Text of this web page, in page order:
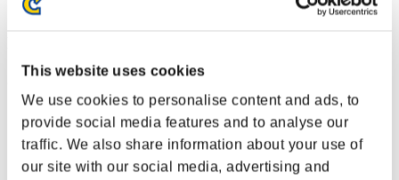
This website uses cookies
We use cookies to personalise content and ads, to
provide social media features and to analyse our
traffic. We also share information about your use of
our site with our social media, advertising and
16.06.2026 15:00 (JST) - 22.06.2026 15:00 (JST)
Succès
NV personnage: 40 ou moins
Lv.3